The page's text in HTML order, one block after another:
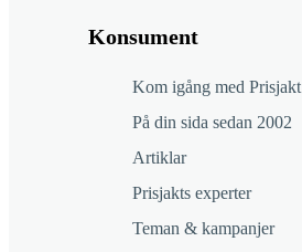
Konsument
Kom igång med Prisjakt
På din sida sedan 2002
Artiklar
Prisjakts experter
Teman & kampanjer